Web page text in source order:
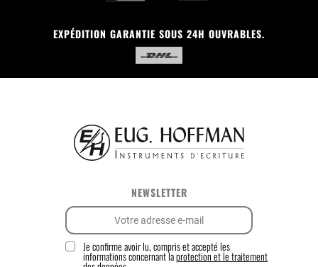
EXPÉDITION GARANTIE SOUS 24H OUVRABLES.
NEWSLETTER
Je confirme avoir lu, compris et accepté les
informations concernant laprotection et le traitement